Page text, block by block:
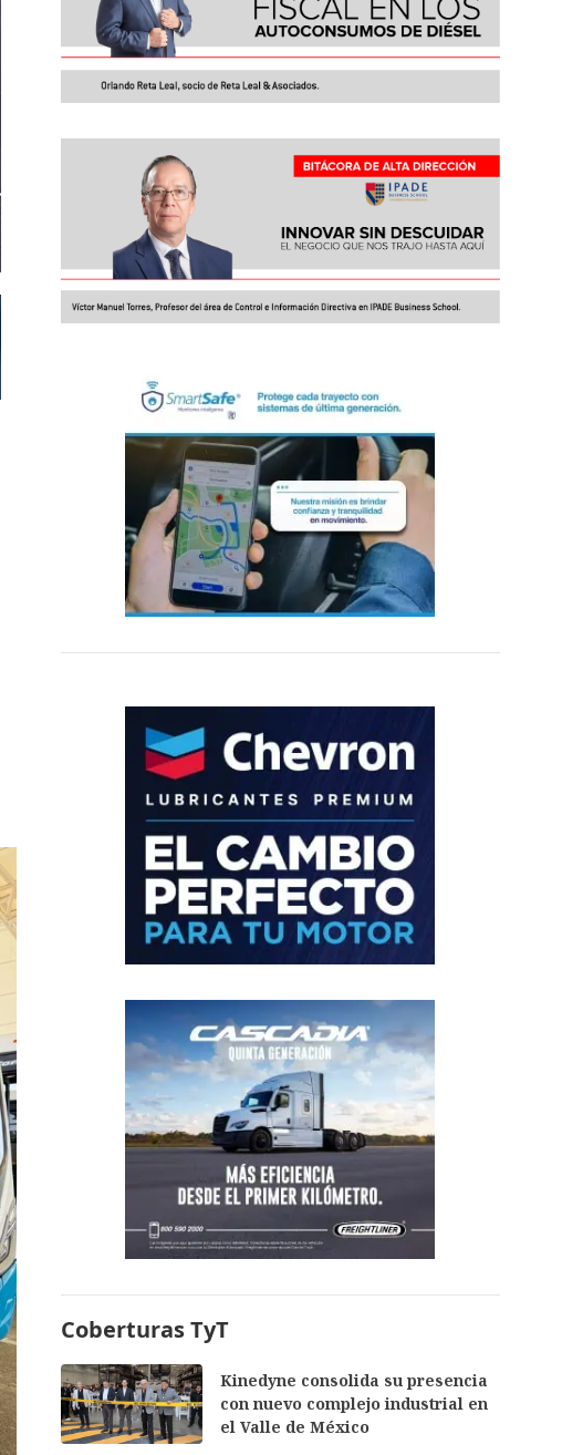
Coberturas TyT
Kinedyne consolida su presencia
con nuevo complejo industrial en
el Valle de México